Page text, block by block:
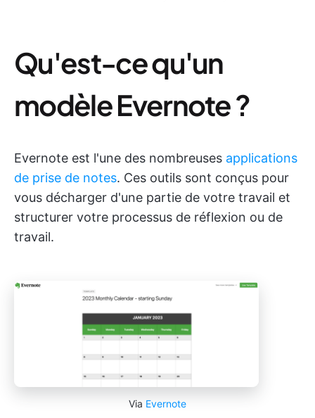
Qu'est-ce qu'un
modèle Evernote ?
Evernote est l'une des nombreuses applications
de prise de notes. Ces outils sont conçus pour
vous décharger d'une partie de votre travail et
structurer votre processus de réflexion ou de
travail.
Via Evernote